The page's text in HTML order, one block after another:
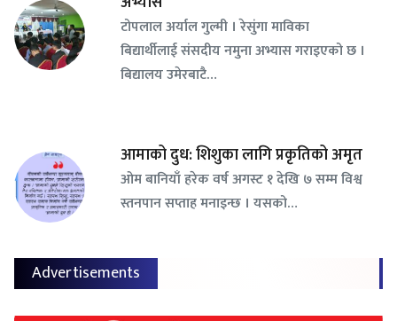
टोपलाल अर्याल गुल्मी । रेसुंगा माविका
बिद्यार्थीलाई संसदीय नमुना अभ्यास गराइएको छ ।
बिद्यालय उमेरबाटै…
आमाको दुध: शिशुका लागि प्रकृतिको अमृत
ओम बानियाँ हरेक वर्ष अगस्ट १ देखि ७ सम्म विश्व
स्तनपान सप्ताह मनाइन्छ । यसको…
Advertisements